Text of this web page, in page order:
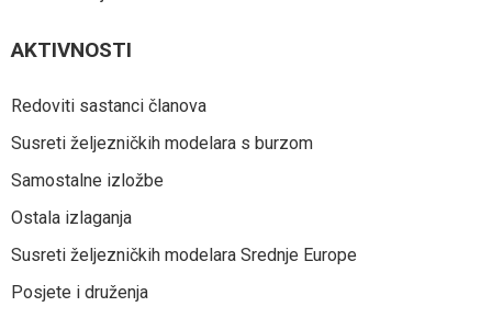
AKTIVNOSTI
Redoviti sastanci članova
Susreti željezničkih modelara s burzom
Samostalne izložbe
Ostala izlaganja
Susreti željezničkih modelara Srednje Europe
Posjete i druženja